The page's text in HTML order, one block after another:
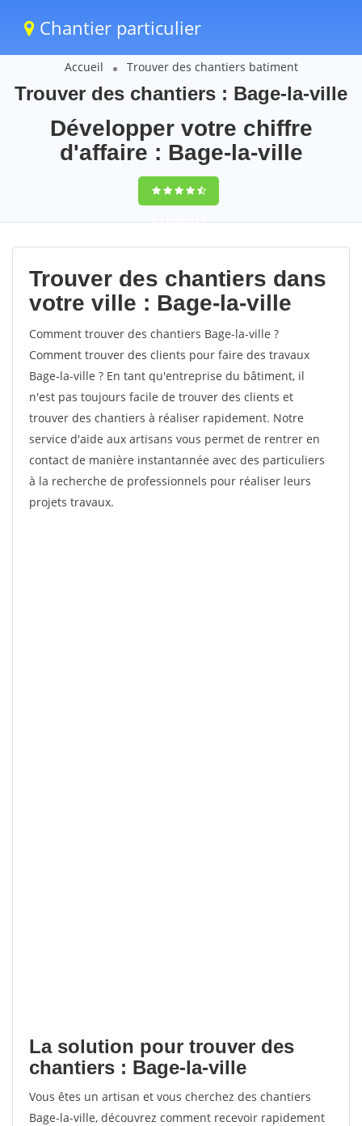
Chantier particulier
Accueil Trouver des chantiers batiment
Trouver des chantiers : Bage-la-ville
Développer votre chiffre
d'affaire : Bage-la-ville
9,5(100%)67
votes
Trouver des chantiers dans
votre ville : Bage-la-ville
Comment trouver des chantiers Bage-la-ville ?
Comment trouver des clients pour faire des travaux
Bage-la-ville ? En tant qu'entreprise du bâtiment, il
n'est pas toujours facile de trouver des clients et
trouver des chantiers à réaliser rapidement. Notre
service d'aide aux artisans vous permet de rentrer en
contact de manière instantannée avec des particuliers
à la recherche de professionnels pour réaliser leurs
projets travaux.
La solution pour trouver des
chantiers : Bage-la-ville
Vous êtes un artisan et vous cherchez des chantiers
Bage-la-ville, découvrez comment recevoir rapidement